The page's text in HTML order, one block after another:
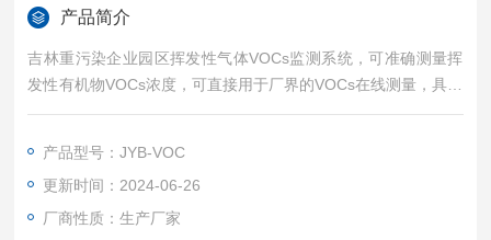
产品简介
吉林重污染企业园区挥发性气体VOCs监测系统，可准确测量挥
发性有机物VOCs浓度，可直接用于厂界的VOCs在线测量，具有
测量精度高、稳定性好、可靠性、维护量小、运行成本低等特
炼、工业表面涂装、半导体及制造业等行业，可在炼油石化园
区、化工园区、制造园区、港口、仓库等各种复杂环境，通过建
设传感器数据采集网和数据通信系统进行
产品型号：JYB-VOC
更新时间：2024-06-26
厂商性质：生产厂家